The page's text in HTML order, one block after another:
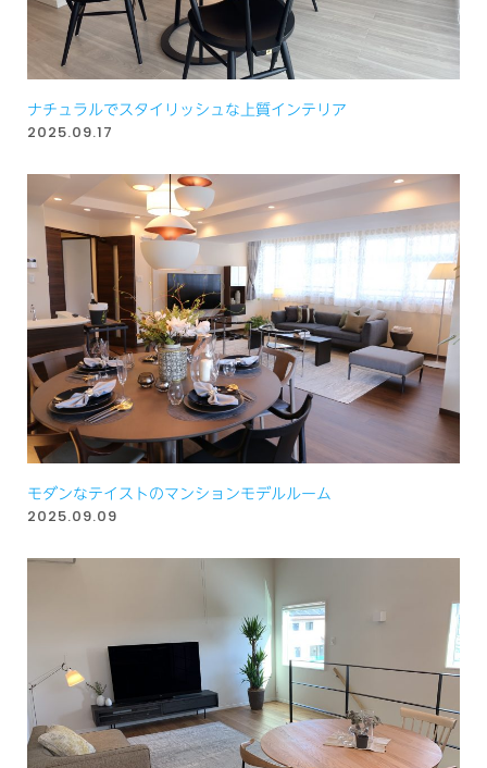
ナチュラルでスタイリッシュな上質インテリア
2025.09.17
モダンなテイストのマンションモデルルーム
2025.09.09